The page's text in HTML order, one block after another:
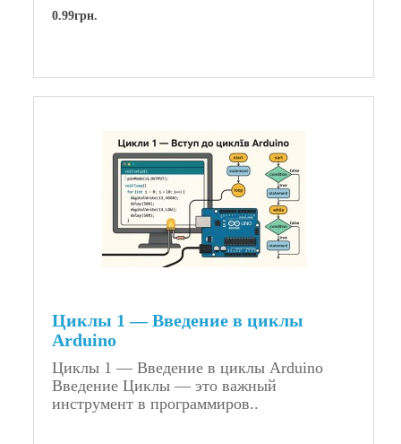
0.99грн.
Циклы 1 — Введение в циклы
Arduino
Циклы 1 — Введение в циклы Arduino
Введение Циклы — это важный
инструмент в программиров..